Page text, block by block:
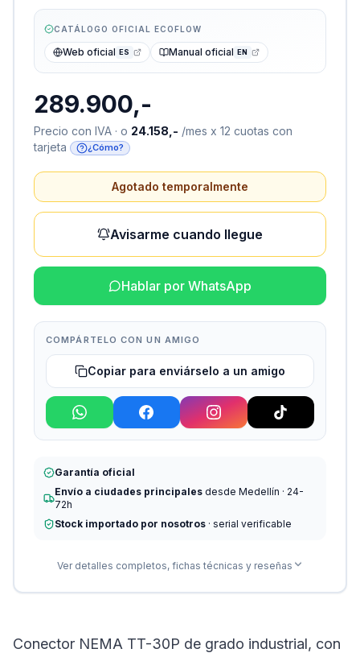
CATÁLOGO OFICIAL ECOFLOW
Web oficial ES Manual oficial EN
289.900,-
Precio con IVA · o 24.158,- /mes x 12 cuotas con
tarjeta
¿Cómo?
Agotado temporalmente
Avisarme cuando llegue
Hablar por WhatsApp
COMPÁRTELO CON UN AMIGO
Copiar para enviárselo a un amigo
Garantía oficial
Envío a ciudades principales desde Medellín · 24-
72h
Stock importado por nosotros · serial verificable
Ver detalles completos, fichas técnicas y reseñas
Conector NEMA TT-30P de grado industrial, con
productos